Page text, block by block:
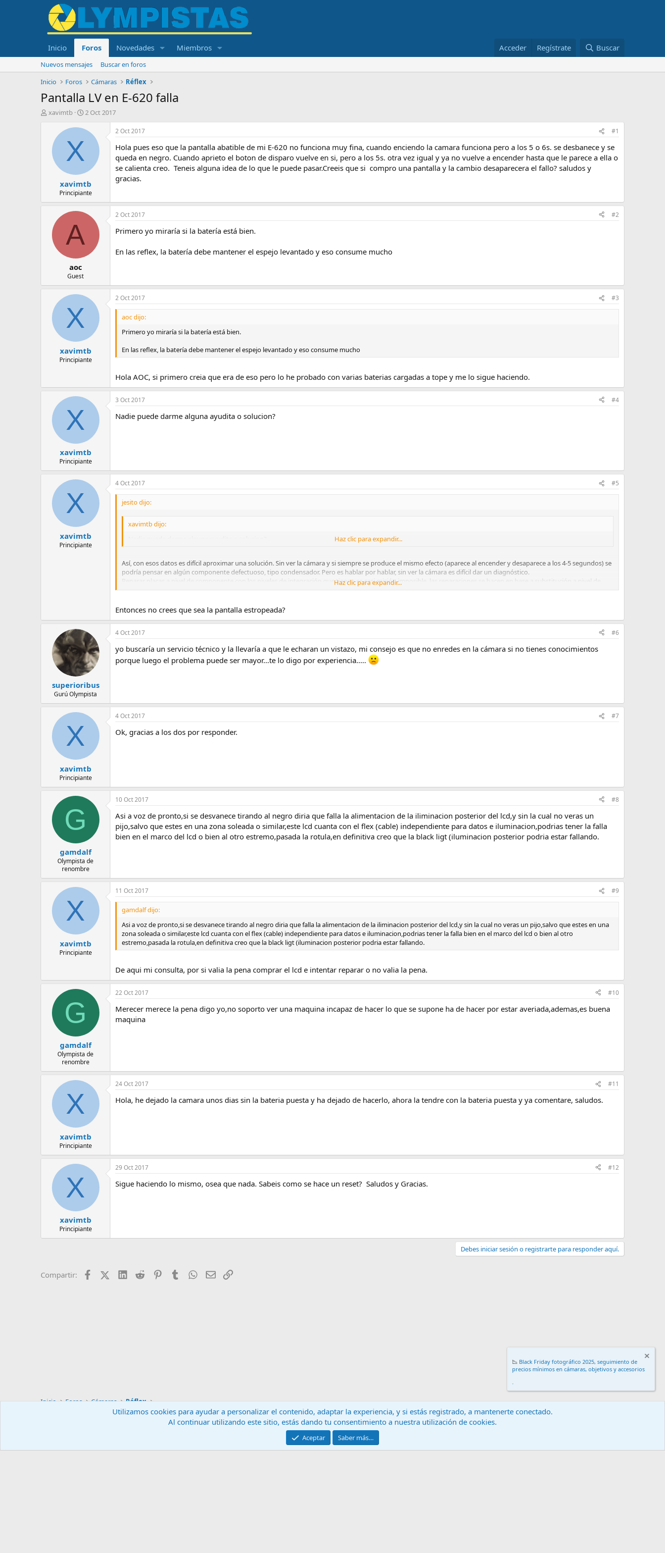
Inicio Foros Novedades Miembros Acceder Regístrate Buscar
Nuevos mensajes
Buscar en foros
Inicio
Foros Cámaras Réflex
Pantalla LV en E-620 falla
I
e
m
xavimtb
F
c
i
n
i
c
2 Oct 2017
X
xavimtb
Principiante
2 Oct 2017 #1
Hola pues eso que la pantalla abatible de mi E-620 no funciona muy fina, cuando enciendo la camara funciona pero a los 5 o 6s. se desbanece y se
queda en negro. Cuando aprieto el boton de disparo vuelve en si, pero a los 5s. otra vez igual y ya no vuelve a encender hasta que le parece a ella o
se calienta creo. Teneis alguna idea de lo que le puede pasar.Creeis que si compro una pantalla y la cambio desaparecera el fallo? saludos y
gracias.
A
aoc
Guest
2 Oct 2017 #2
Primero yo miraría si la batería está bien.
En las reflex, la batería debe mantener el espejo levantado y eso consume mucho
X
xavimtb
Principiante
2 Oct 2017 #3
aoc dijo:
Primero yo miraría si la batería está bien.
En las reflex, la batería debe mantener el espejo levantado y eso consume mucho
Hola AOC, si primero creia que era de eso pero lo he probado con varias baterias cargadas a tope y me lo sigue haciendo.
X
xavimtb
Principiante
3 Oct 2017 #4
Nadie puede darme alguna ayudita o solucion?
X
xavimtb
Principiante
4 Oct 2017 #5
jesito dijo:
xavimtb dijo:
Haz clic para expandir...
Así, con esos datos es difícil aproximar una solución. Sin ver la cámara y si siempre se produce el mismo efecto (aparece al encender y desaparece a los 4-5 segundos) se
podría pensar en algún componente defectuoso, tipo condensador. Pero es hablar por hablar, sin ver la cámara es difícil dar un diagnóstico.
Reparar placas a nivel de componente con los niveles de integración que tienen es casi misión imposible, las reparaciones se hacen en base a substitución a nivel de
placa.
Haz clic para expandir...
Entonces no crees que sea la pantalla estropeada?
superioribus
Gurú Olympista
4 Oct 2017 #6
yo buscaría un servicio técnico y la llevaría a que le echaran un vistazo, mi consejo es que no enredes en la cámara si no tienes conocimientos
porque luego el problema puede ser mayor...te lo digo por experiencia.....
X
xavimtb
Principiante
4 Oct 2017 #7
Ok, gracias a los dos por responder.
G
gamdalf
Olympista de
renombre
10 Oct 2017 #8
Asi a voz de pronto,si se desvanece tirando al negro diria que falla la alimentacion de la iliminacion posterior del lcd,y sin la cual no veras un
pijo,salvo que estes en una zona soleada o similar,este lcd cuanta con el flex (cable) independiente para datos e iluminacion,podrias tener la falla
bien en el marco del lcd o bien al otro estremo,pasada la rotula,en definitiva creo que la black ligt (iluminacion posterior podria estar fallando.
X
xavimtb
Principiante
11 Oct 2017 #9
gamdalf dijo:
Asi a voz de pronto,si se desvanece tirando al negro diria que falla la alimentacion de la iliminacion posterior del lcd,y sin la cual no veras un pijo,salvo que estes en una
zona soleada o similar,este lcd cuanta con el flex (cable) independiente para datos e iluminacion,podrias tener la falla bien en el marco del lcd o bien al otro
estremo,pasada la rotula,en definitiva creo que la black ligt (iluminacion posterior podria estar fallando.
De aqui mi consulta, por si valia la pena comprar el lcd e intentar reparar o no valia la pena.
G
gamdalf
Olympista de
renombre
22 Oct 2017 #10
Merecer merece la pena digo yo,no soporto ver una maquina incapaz de hacer lo que se supone ha de hacer por estar averiada,ademas,es buena
maquina
X
xavimtb
Principiante
24 Oct 2017 #11
Hola, he dejado la camara unos dias sin la bateria puesta y ha dejado de hacerlo, ahora la tendre con la bateria puesta y ya comentare, saludos.
X
xavimtb
Principiante
29 Oct 2017 #12
Sigue haciendo lo mismo, osea que nada. Sabeis como se hace un reset? Saludos y Gracias.
Debes iniciar sesión o registrarte para responder aquí.
Compartir: FacebookX (Twitter)
LinkedIn
Reddit PinterestTumblrWhatsApp
EmailEnlace
Inicio Foros Cámaras Réflex
Contáctanos Términos y reglas
Community platform by XenForo® © 2010-2024 XenForo Ltd.
📉 Black Friday fotográfico 2025, seguimiento de
precios mínimos en cámaras, objetivos y accesorios
.
Utilizamos cookies para ayudar a personalizar el contenido, adaptar la experiencia, y si estás registrado, a mantenerte conectado.
Al continuar utilizando este sitio, estás dando tu consentimiento a nuestra utilización de cookies.
Aceptar Saber más…